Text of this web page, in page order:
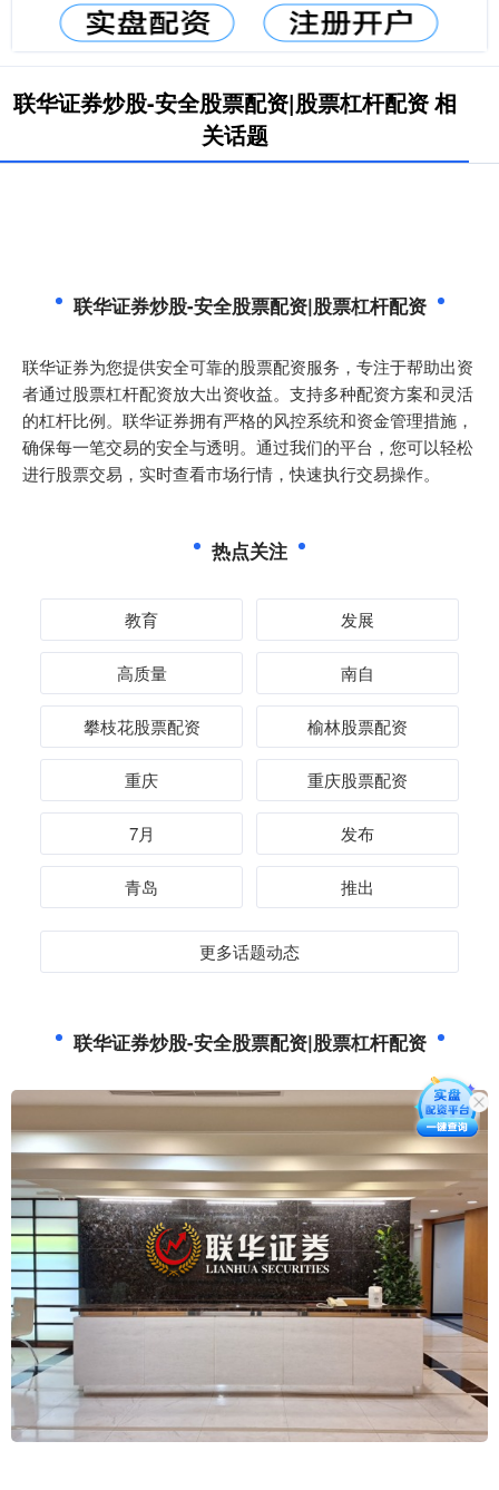
联华证券炒股-安全股票配资|股票杠杆配资 相
关话题
联华证券炒股-安全股票配资|股票杠杆配资
联华证券为您提供安全可靠的股票配资服务，专注于帮助出资
者通过股票杠杆配资放大出资收益。支持多种配资方案和灵活
的杠杆比例。联华证券拥有严格的风控系统和资金管理措施，
确保每一笔交易的安全与透明。通过我们的平台，您可以轻松
进行股票交易，实时查看市场行情，快速执行交易操作。
热点关注
教育 发展
高质量 南自
攀枝花股票配资 榆林股票配资
重庆 重庆股票配资
7月 发布
青岛 推出
更多话题动态
联华证券炒股-安全股票配资|股票杠杆配资